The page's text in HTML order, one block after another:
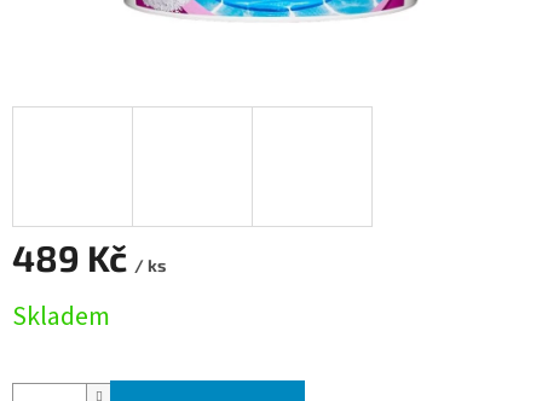
489 Kč / ks
Skladem